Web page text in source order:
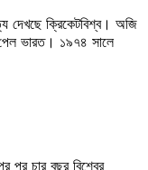
দেখছে ক্রিকেটবিশ্ব। অজি
পেল ভারত। ১৯৭৪ সালে
পর চার বছর বিশ্বের